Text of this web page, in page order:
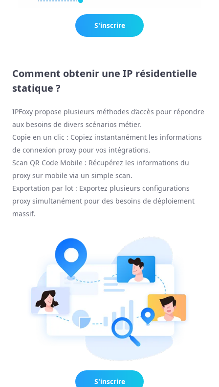
S'inscrire
Comment obtenir une IP résidentielle
statique ?
IPFoxy propose plusieurs méthodes d’accès pour répondre
aux besoins de divers scénarios métier.
Copie en un clic : Copiez instantanément les informations
de connexion proxy pour vos intégrations.
Scan QR Code Mobile : Récupérez les informations du
proxy sur mobile via un simple scan.
Exportation par lot : Exportez plusieurs configurations
proxy simultanément pour des besoins de déploiement
massif.
S'inscrire